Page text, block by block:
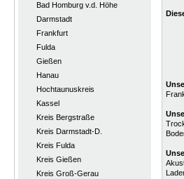
Bad Homburg v.d. Höhe
Darmstadt
Frankfurt
Fulda
Gießen
Hanau
Hochtaunuskreis
Kassel
Kreis Bergstraße
Kreis Darmstadt-D.
Kreis Fulda
Kreis Gießen
Kreis Groß-Gerau